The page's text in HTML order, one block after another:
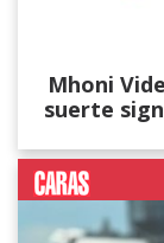
Mhoni
suerte